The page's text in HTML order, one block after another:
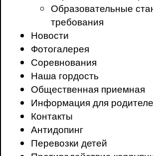
Образовательные
требования
Новости
Фотогалерея
Соревнования
Наша гордость
Общественная приемная
Информация для
Контакты
Антидопинг
Перевозки детей